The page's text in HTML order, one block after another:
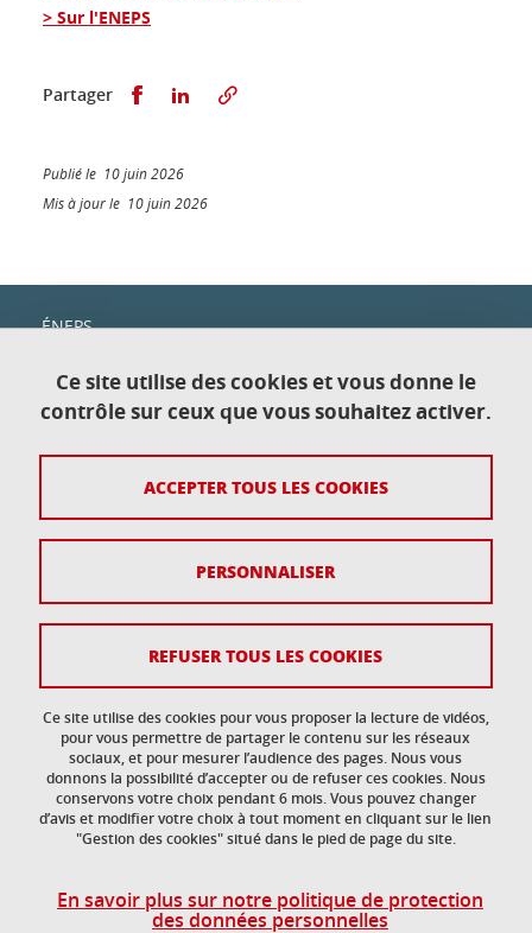
> Sur l'ENEPS
Partager Partager sur Facebook
Partager sur LinkedIn
Publié le 10 juin 2026
Mis à jour le 10 juin 2026
ÉNEPS
Domaine universitaire
151, rue de la Papeterie
38400 Saint-Martin-d'Hères—Gières
Plan du site
Données personnelles
Gestion des cookies
Accessibilité : non conforme
Ce site utilise des cookies et vous donne le
contrôle sur ceux que vous souhaitez activer.
Ce site utilise des cookies pour vous proposer la lecture de vidéos,
pour vous permettre de partager le contenu sur les réseaux
sociaux, et pour mesurer l’audience des pages. Nous vous
donnons la possibilité d’accepter ou de refuser ces cookies. Nous
conservons votre choix pendant 6 mois. Vous pouvez changer
d’avis et modifier votre choix à tout moment en cliquant sur le lien
"Gestion des cookies" situé dans le pied de page du site.
En savoir plus sur notre politique de protection
des données personnelles
ACCEPTER TOUS LES COOKIES
REFUSER TOUS LES COOKIES
PERSONNALISER